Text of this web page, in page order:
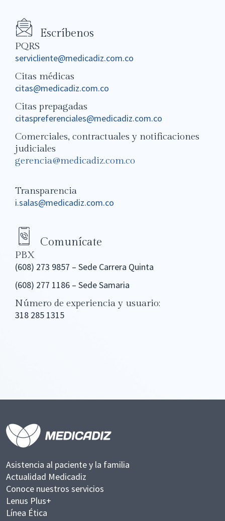
Escríbenos
PQRS
servicliente@medicadiz.com.co
Citas médicas
citas@medicadiz.com.co
Citas prepagadas
citaspreferenciales@medicadiz.com.co
Comerciales, contractuales y notificaciones
judiciales
gerencia@medicadiz.com.co
Transparencia
i.salas@medicadiz.com.co
Comunícate
PBX
(608) 273 9857 – Sede Carrera Quinta
(608) 277 1186 – Sede Samaria
Número de experiencia y usuario:
318 285 1315
Asistencia al paciente y la familia
Actualidad Medicadiz
Conoce nuestros servicios
Lenus Plus+
Línea Ética